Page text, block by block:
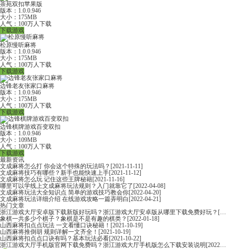
茶苑双扣苹果版
版本：1.0.0.946
大小：175MB
人气：100万人下载
下载游戏
松原慢听麻将
版本：1.0.0.946
大小：175MB
人气：100万人下载
下载游戏
边锋老友张家口麻将
版本：1.0.0.946
大小：175MB
人气：100万人下载
下载游戏
边锋棋牌游戏百变双扣
版本：1.0.0.946
大小：109MB
人气：100万人下载
下载游戏
最新资讯
文成麻将怎么打 你会这个特殊的玩法吗？ [2021-11-11]
文成麻将技巧有哪些？新手也能快速上手[2021-11-12]
文成麻将怎么玩 记住这些王牌秘籍[2021-11-16]
哪里可以学线上文成麻将玩法规则？入门就靠它了 [2022-04-08]
文成麻将玩法大全知识点 简单的游戏技巧教会你[2022-04-20]
文成麻将玩法详细介绍 在线游戏攻略一篇弄明白 [2022-04-21]
热门文章
浙江游戏大厅安卓版下载新版好玩吗？浙江游戏大厅安卓版从哪里下载免费好玩？ [2022-06-16]
象棋一共多少个棋子？象棋是不是有趣的棋类？ [2022-01-18]
山西麻将扣点点玩法 一文看懂口诀秘籍！ [2021-10-19]
山西麻将推倒胡 规则详解一文齐全！ [2021-10-19]
山西麻将扣点点口诀有吗？基本玩法必看[2021-10-22]
浙江游戏大厅手机版官网下载免费吗？浙江游戏大厅手机版怎么下载安装说明 [2022-06-16]